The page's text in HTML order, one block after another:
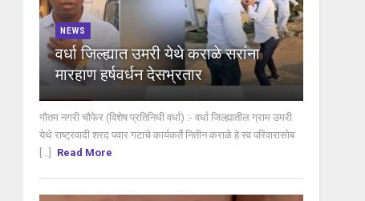
NEWS
वर्धा जिल्ह्यात उमरी येथे कराळे सरांना
मारहाण हर्षवर्धन देसभ्रतार
गौतम नगरी चौफेर (विशेष प्रतिनिधी वर्धा) :- वर्धा जिल्ह्यातील ग्राम उमरी
येथे राष्ट्रवादी शरद पवार गटाचे कार्यकर्ते नितीन कराळे हे स्व परिवारासोब
Read More